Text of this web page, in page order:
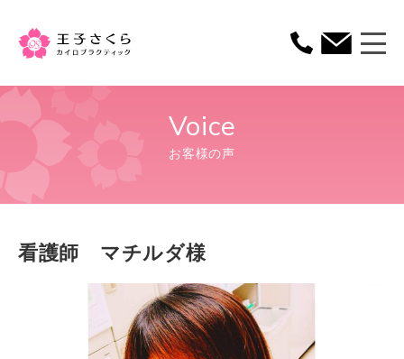
王子さくら カイロプ
Voice
お客様の声
看護師 マチルダ様